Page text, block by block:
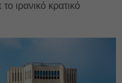
ιρανικό κρατικό